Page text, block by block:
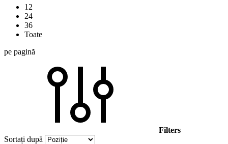
12
24
36
Toate
pe pagină
Filters
Sortați după